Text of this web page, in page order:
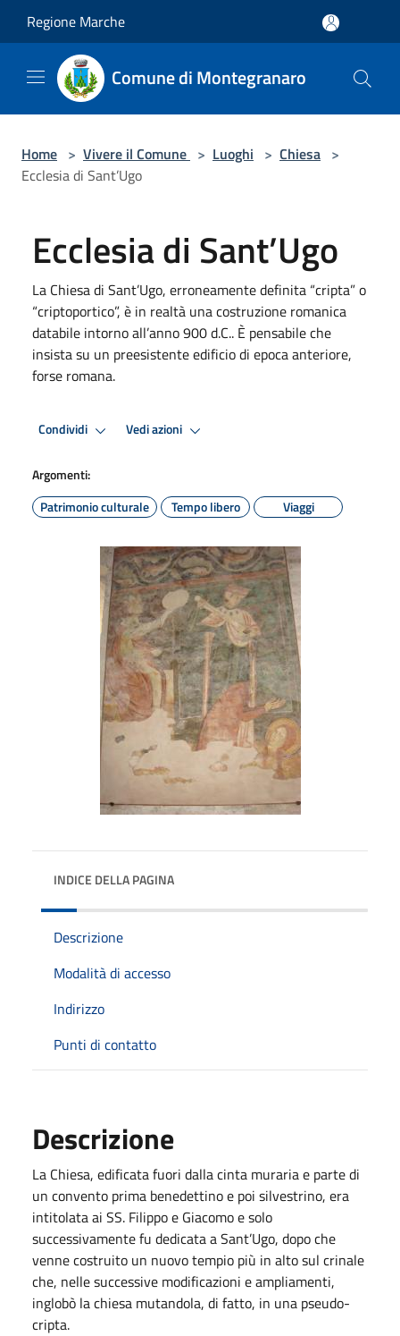
Regione Marche
Comune di Montegranaro
Home > Vivere il Comune > Luoghi > Chiesa >
Ecclesia di Sant’Ugo
Ecclesia di Sant’Ugo
La Chiesa di Sant’Ugo, erroneamente definita “cripta” o
“criptoportico”, è in realtà una costruzione romanica
databile intorno all’anno 900 d.C.. È pensabile che
insista su un preesistente edificio di epoca anteriore,
forse romana.
Condividi Vedi azioni
Argomenti:
Patrimonio culturale
Tempo libero Viaggi
INDICE DELLA PAGINA
Descrizione
Modalità di accesso
Indirizzo
Punti di contatto
Descrizione
La Chiesa, edificata fuori dalla cinta muraria e parte di
un convento prima benedettino e poi silvestrino, era
intitolata ai SS. Filippo e Giacomo e solo
successivamente fu dedicata a Sant’Ugo, dopo che
venne costruito un nuovo tempio più in alto sul crinale
che, nelle successive modificazioni e ampliamenti,
inglobò la chiesa mutandola, di fatto, in una pseudo-
cripta.